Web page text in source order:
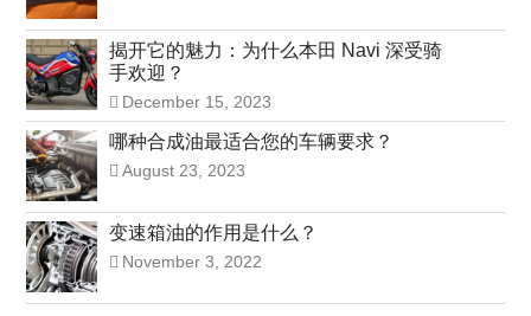
揭开它的魅力：为什么本田 Navi 深受骑
手欢迎？
December 15, 2023
哪种合成油最适合您的车辆要求？
August 23, 2023
变速箱油的作用是什么？
November 3, 2022